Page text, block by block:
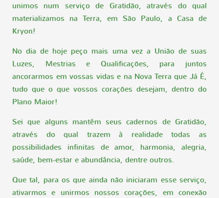
unimos num serviço de Gratidão, através do qual
materializamos na Terra, em São Paulo, a Casa de
Kryon!
No dia de hoje peço mais uma vez a União de suas
Luzes, Mestrias e Qualificações, para juntos
ancorarmos em vossas vidas e na Nova Terra que Já É,
tudo que o que vossos corações desejam, dentro do
Plano Maior!
Sei que alguns mantêm seus cadernos de Gratidão,
através do qual trazem à realidade todas as
possibilidades infinitas de amor, harmonia, alegria,
saúde, bem-estar e abundância, dentre outros.
Que tal, para os que ainda não iniciaram esse serviço,
ativarmos e unirmos nossos corações, em conexão